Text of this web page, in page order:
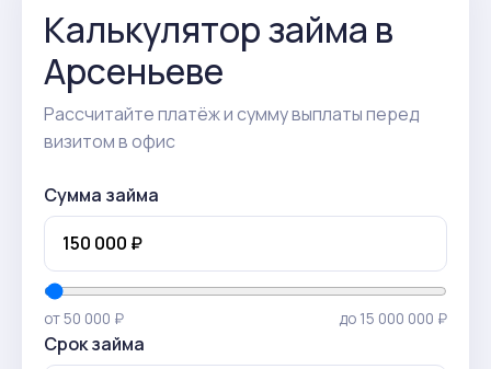
Калькулятор займа в
Арсеньеве
Рассчитайте платёж и сумму выплаты перед
визитом в офис
Сумма займа
от 50 000 ₽ до 15 000 000 ₽
Срок займа